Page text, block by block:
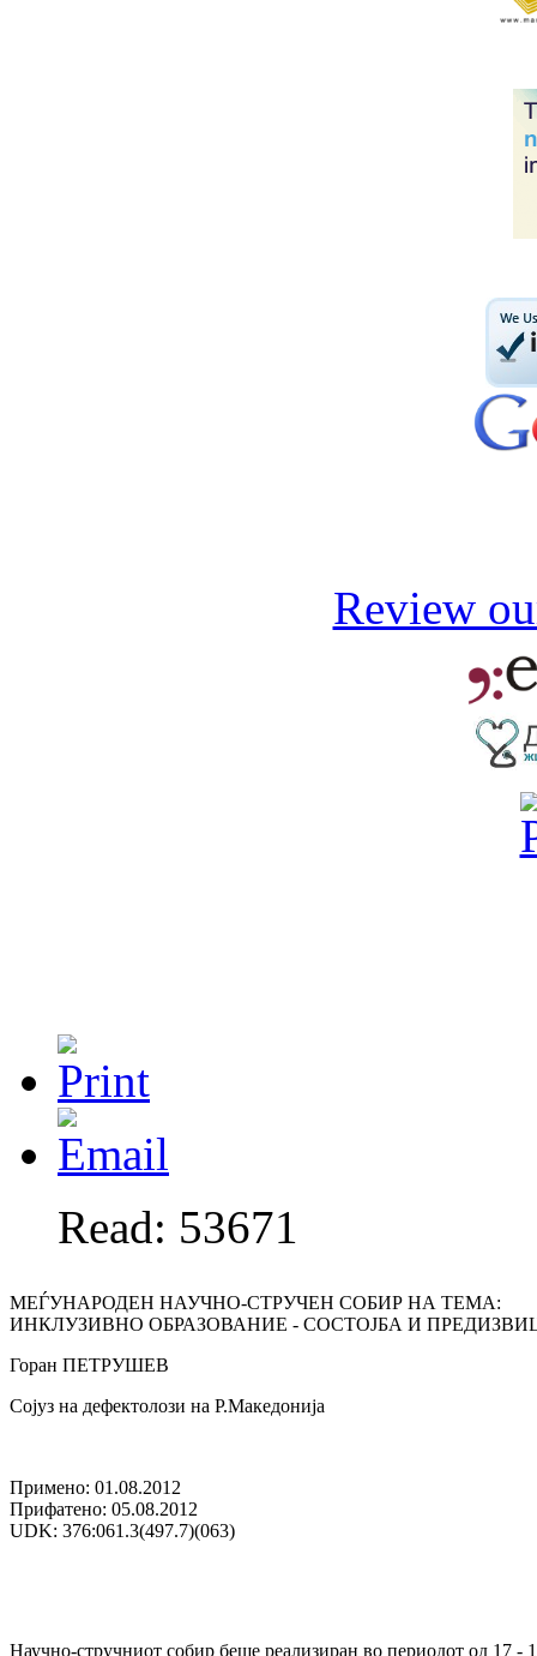
Review
Read: 53671
МЕЃУНАРОДЕН НАУЧНО-СТРУЧЕН СОБИР НА ТЕМА:
ИНКЛУЗИВНО ОБРАЗОВАНИЕ - СОСТОЈБА И
Горан ПЕТРУШЕВ
Сојуз на дефектолози на Р.Македонија
Примено: 01.08.2012
Прифатено: 05.08.2012
UDK: 376:061.3(497.7)(063)
Научно-стручниот собир беше реализиран во периодот од 17 -